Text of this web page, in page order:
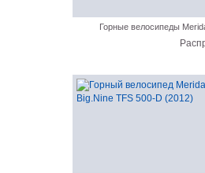
Горные велосипеды